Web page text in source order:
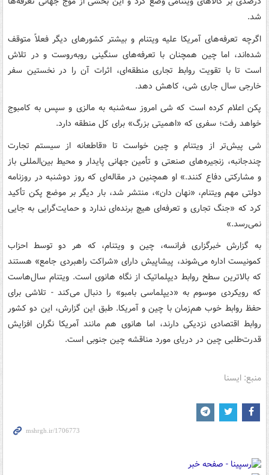
شد.
اگرچه تعرفه‌های آمریکا علیه ویتنام و بیشتر کشورهای دیگر فعلاً متوقف
شده‌اند، اما چین همچنان با تعرفه‌های سنگینی روبه‌روست و در تلاش
است تا با تقویت روابط تجاری منطقه‌ای، اثرات آن را در نخستین سفر
خارجی سال جاری شی، کاهش دهد.
پکن اعلام کرده است که شی امروز سه‌شنبه به مالزی و سپس به کامبوج
خواهد رفت؛ سفری که «اهمیتی بزرگ» برای کل منطقه دارد.
شی پیش‌تر از ویتنام و چین خواست تا «قاطعانه از سیستم تجارت
چندجانبه، زنجیره‌های صنعتی و تأمین جهانی پایدار و محیط بین‌المللی باز
و مشارکتی دفاع کنند.» او همچنین در مقاله‌ای که روز دوشنبه در روزنامه
دولتی مهم ویتنام، «نهان دان»، منتشر شد، بار دیگر بر موضع پکن تأکید
کرد که «جنگ تجاری و تعرفه‌ای هیچ برنده‌ای ندارد و حمایت‌گرایی به جایی
نمی‌رسد.»
به گزارش خبرگزاری فرانسه، چین و ویتنام، که هر دو توسط احزاب
کمونیست اداره می‌شوند، پیشاپیش دارای «شراکت راهبردی جامع» هستند
که بالاترین سطح روابط دیپلماتیک از نگاه هانوی است. ویتنام سال‌هاست
که رویکردی موسوم به «دیپلماسی بامبو» را دنبال می‌کند - تلاشی برای
حفظ روابط خوب هم‌زمان با چین و آمریکا. طبق این گزارش، این دو کشور
روابط اقتصادی نزدیکی دارند، اما هانوی هم مانند آمریکا نگران افزایش
قدرت‌طلبی چین در دریای مورد مناقشه چین جنوبی است.
منبع: ایسنا